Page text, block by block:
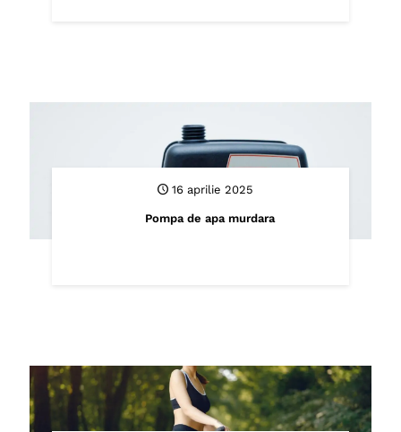
16 aprilie 2025
Pompa de apa murdara